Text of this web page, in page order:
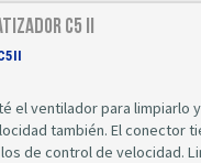
C5 II
el ventilador para
también. El conector
de control de velocidad.